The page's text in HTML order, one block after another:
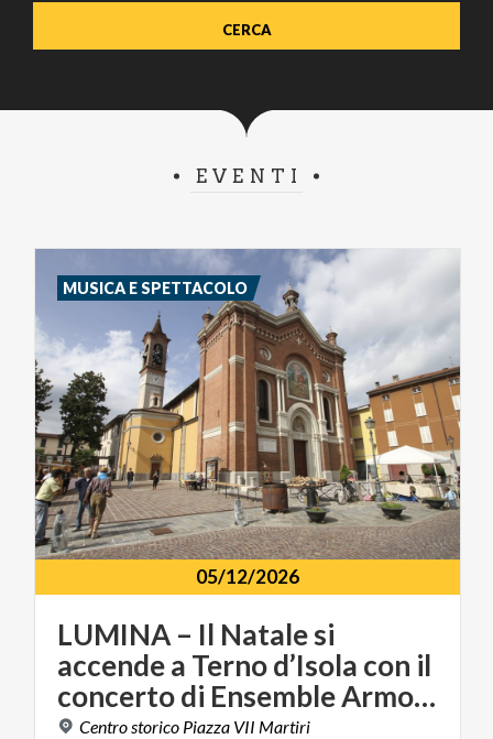
EVENTI
05/12/2026
LUMINA – Il Natale si
accende a Terno d’Isola con il
concerto di Ensemble Armonie
Centrostorico Piazza VII Martiri
MUSICA E SPETTACOLO